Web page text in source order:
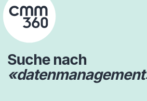
Skip
to
content
Suche nach